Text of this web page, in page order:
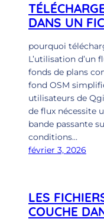
DANS UN
pourquoi
L’utilisation d’un
fonds de plans
fond OSM
utilisateurs de
de flux nécessite
bande passante
conditions…
février 3, 2026
LES
COUCHE